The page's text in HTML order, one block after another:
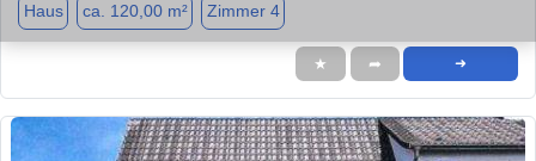
Haus ca. 120,00 m² Zimmer 4
★ ➦ ➜